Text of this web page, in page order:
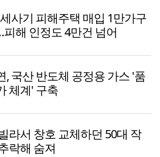
사기 피해주택 매입 1만가구
해 인정도 4만건 넘어
, 국산 반도체 공정용 가스 '품
체계' 구축
라서 창호 교체하던 50대 작
락해 숨져